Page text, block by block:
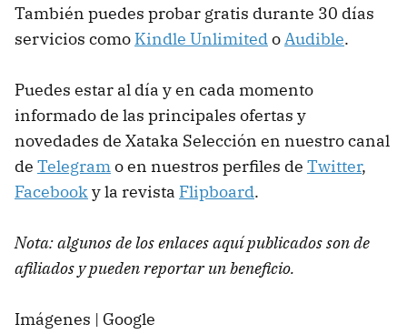
También puedes probar gratis durante 30 días
servicios como Kindle UnlimitedoAudible.
Puedes estar al día y en cada momento
informado de las principales ofertas y
novedades de Xataka Selección en nuestro canal
de Telegramo en nuestros perfiles de Twitter,
Facebooky la revista Flipboard.
Nota: algunos de los enlaces aquí publicados son de
afiliados y pueden reportar un beneficio.
Imágenes | Google